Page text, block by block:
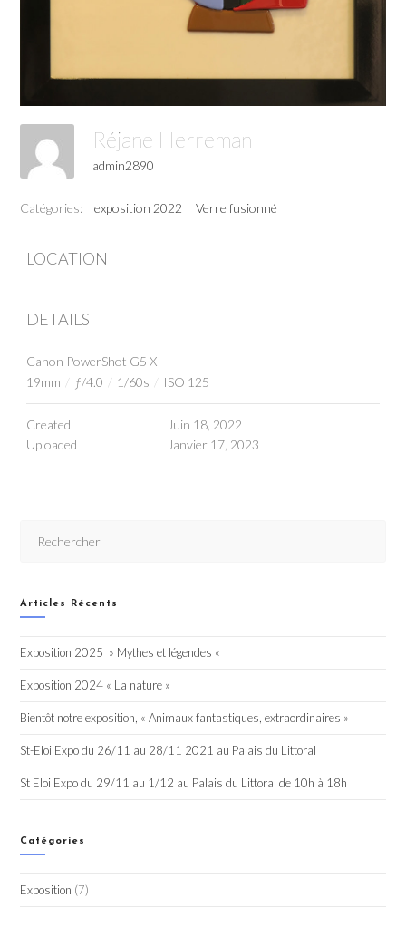
Réjane Herreman
admin2890
Catégories: exposition 2022 Verre fusionné
LOCATION
DETAILS
Canon PowerShot G5 X
19mm / ƒ/4.0 / 1/60s / ISO 125
Created
Juin 18, 2022
Uploaded
Janvier 17, 2023
Articles Récents
Exposition 2025 » Mythes et légendes «
Exposition 2024 « La nature »
Bientôt notre exposition, « Animaux fantastiques, extraordinaires »
St-Eloi Expo du 26/11 au 28/11 2021 au Palais du Littoral
St Eloi Expo du 29/11 au 1/12 au Palais du Littoral de 10h à 18h
Catégories
Exposition (7)